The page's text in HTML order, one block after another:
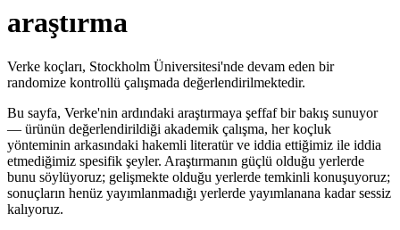
araştırma
Verke koçları, Stockholm Üniversitesi'nde devam eden bir
randomize kontrollü çalışmada değerlendirilmektedir.
Bu sayfa, Verke'nin ardındaki araştırmaya şeffaf bir bakış sunuyor
— ürünün değerlendirildiği akademik çalışma, her koçluk
yönteminin arkasındaki hakemli literatür ve iddia ettiğimiz ile iddia
etmediğimiz spesifik şeyler. Araştırmanın güçlü olduğu yerlerde
bunu söylüyoruz; gelişmekte olduğu yerlerde temkinli konuşuyoruz;
sonuçların henüz yayımlanmadığı yerlerde yayımlanana kadar sessiz
kalıyoruz.